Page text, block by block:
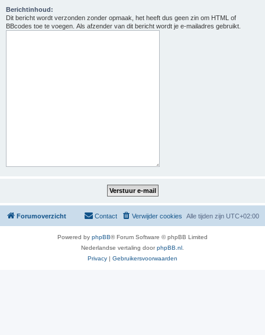
Berichtinhoud:
Dit bericht wordt verzonden zonder opmaak, het heeft dus geen zin om HTML of
BBcodes toe te voegen. Als afzender van dit bericht wordt je e-mailadres gebruikt.
Forumoverzicht Alle tijden zijn UTC+02:00
Verwijder cookies
Contact
Powered by phpBB® Forum Software © phpBB Limited
Nederlandse vertaling doorphpBB.nl
Privacy | Gebruikersvoorwaarden